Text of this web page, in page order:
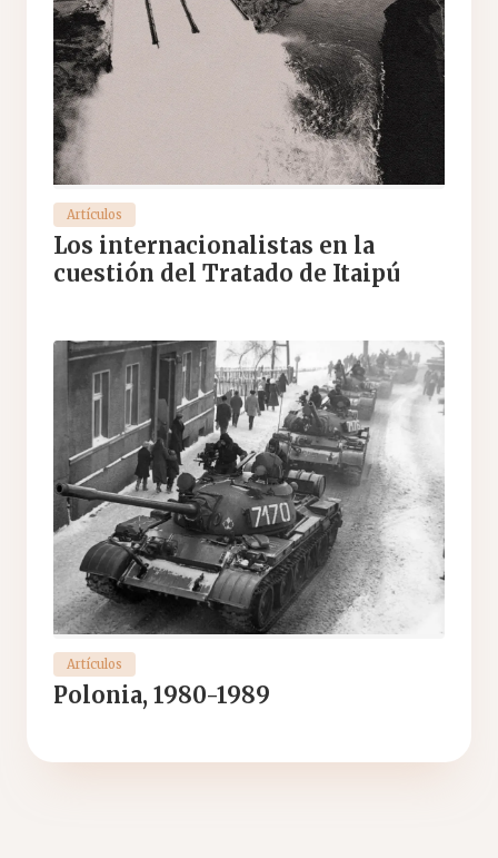
Artículos
Los internacionalistas en la
cuestión del Tratado de Itaipú
Artículos
Polonia, 1980-1989